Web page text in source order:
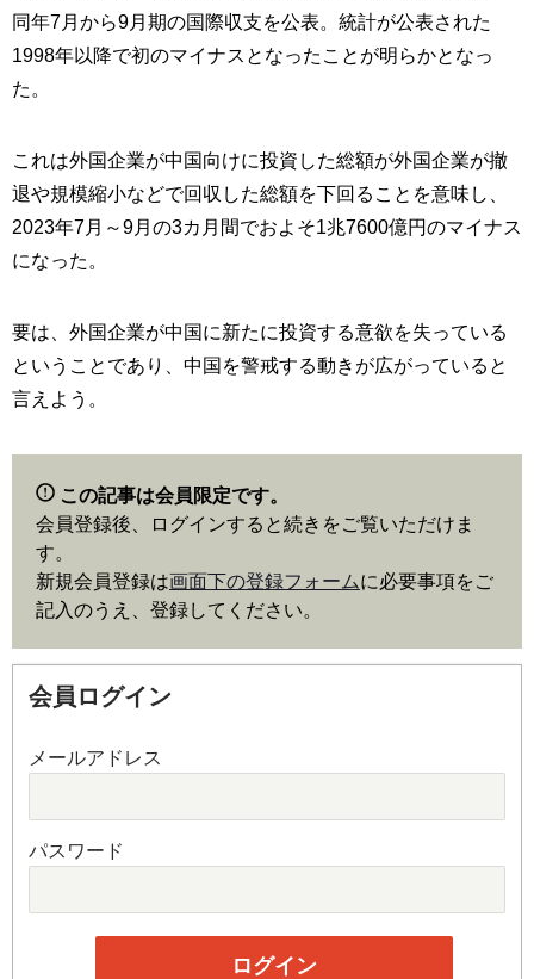
同年7月から9月期の国際収支を公表。統計が公表された
1998年以降で初のマイナスとなったことが明らかとなっ
た。
これは外国企業が中国向けに投資した総額が外国企業が撤
退や規模縮小などで回収した総額を下回ることを意味し、
2023年7月～9月の3カ月間でおよそ1兆7600億円のマイナス
になった。
要は、外国企業が中国に新たに投資する意欲を失っている
ということであり、中国を警戒する動きが広がっていると
言えよう。
この記事は会員限定です。
会員登録後、ログインすると続きをご覧いただけま
す。
新規会員登録は画面下の登録フォームに必要事項をご
記入のうえ、登録してください。
会員ログイン
メールアドレス
パスワード